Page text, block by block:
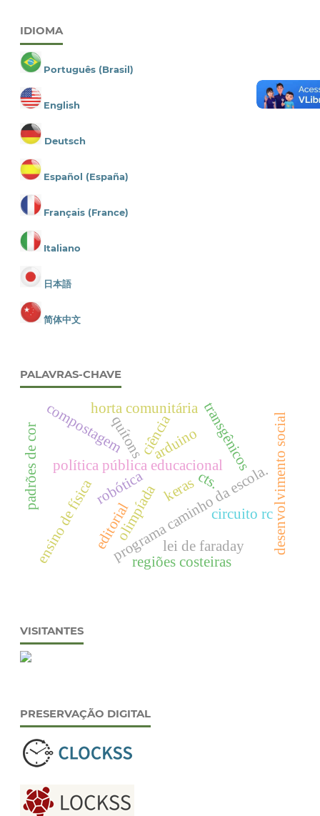
IDIOMA
Português (Brasil)
English
Deutsch
Español (España)
Français (France)
Italiano
日本語
简体中文
PALAVRAS-CHAVE
editorial
olimpíada
política pública educacional
programa caminho da escola.
padrões de cor quítons
regiões costeiras
robótica keras desenvolvimento social
transgênicos
cts.
horta comunitária
compostagem
ensino de física lei de faraday
ciência
arduino
circuito rc
VISITANTES
PRESERVAÇÃO DIGITAL